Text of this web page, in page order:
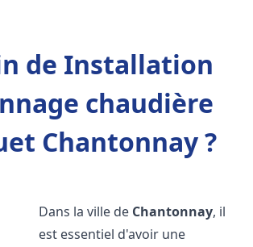
de Installation
chaudière
Chantonnay ?
Dans la ville de Chantonnay, il
est essentiel d'avoir une